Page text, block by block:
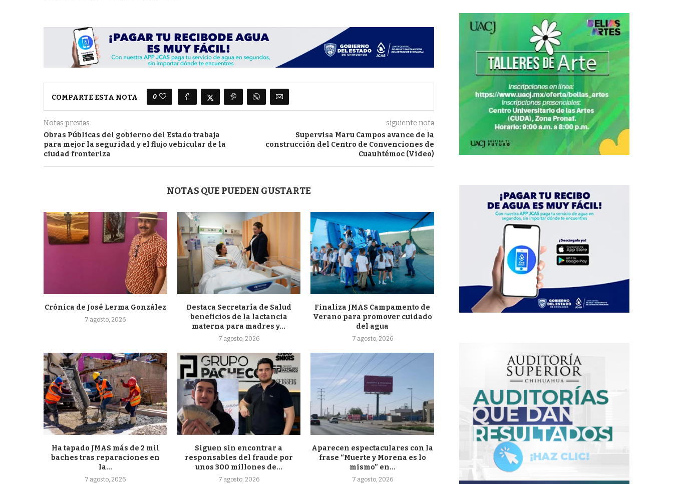
COMPARTE ESTA NOTA 0
Notas previas
Obras Públicas del gobierno del Estado trabaja
para mejor la seguridad y el flujo vehicular de la
ciudad fronteriza
siguiente nota
Supervisa Maru Campos avance de la
construcción del Centro de Convenciones de
Cuauhtémoc (Video)
NOTAS QUE PUEDEN GUSTARTE
Crónica de José Lerma González
7 agosto, 2026
Destaca Secretaría de Salud
beneficios de la lactancia
materna para madres y...
7 agosto, 2026
Finaliza JMAS Campamento de
Verano para promover cuidado
del agua
7 agosto, 2026
Ha tapado JMAS más de 2 mil
baches tras reparaciones en
la...
7 agosto, 2026
Siguen sin encontrar a
responsables del fraude por
unos 300 millones de...
7 agosto, 2026
Aparecen espectaculares con la
frase “Muerte y Morena es lo
mismo” en...
7 agosto, 2026